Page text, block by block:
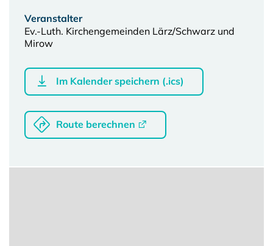
Veranstalter
Ev.-Luth. Kirchengemeinden Lärz/Schwarz und
Mirow
Im Kalender speichern (.ics)
Route berechnen